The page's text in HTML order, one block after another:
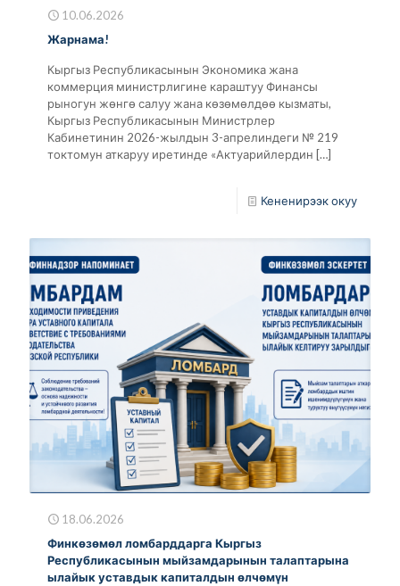
10.06.2026
Жарнама!
Кыргыз Республикасынын Экономика жана
коммерция министрлигине караштуу Финансы
рыногун жөнгө салуу жана көзөмөлдөө кызматы,
Кыргыз Республикасынын Министрлер
Кабинетинин 2026-жылдын 3-апрелиндеги № 219
токтомун аткаруу иретинде «Актуарийлердин […]
Кененирээк окуу
18.06.2026
Финкөзөмөл ломбарддарга Кыргыз
Республикасынын мыйзамдарынын талаптарына
ылайык уставдык капиталдын өлчөмүн